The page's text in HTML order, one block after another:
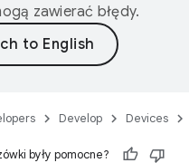
zawierać błędy.
Develop Devices
były pomocne?